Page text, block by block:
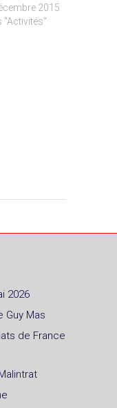
2015
"Activités"
2026
Guy Mas
de France